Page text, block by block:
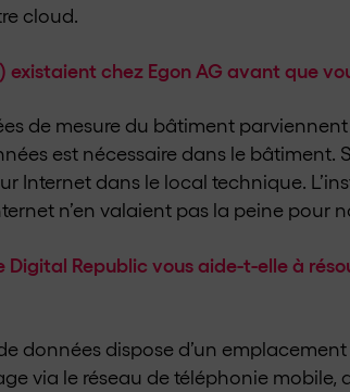
cloud.
existaient chez Egon AG avant que
de mesure du bâtiment
est nécessaire dans le bâtiment.
Internet dans le local technique.
n’en valaient pas la peine pour
Digital Republic vous aide-t-elle à
données dispose d’un
via le réseau de téléphonie mobile,